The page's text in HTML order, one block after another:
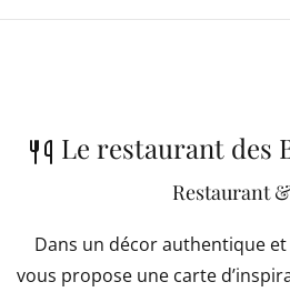
Le restaurant des
Restaurant
Dans un décor authentique
vous propose une carte